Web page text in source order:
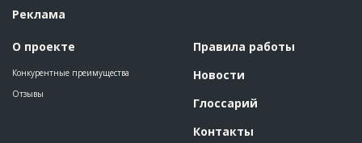
Реклама
О проекте
Конкурентные преимущества
Отзывы
Правила работы
Новости
Глоссарий
Контакты